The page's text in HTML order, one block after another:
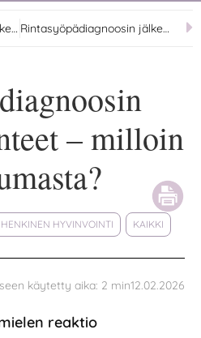
Rintasyöpädiagnoosin jälkeiset tunteet – mikä on reaktiovaihe? Rintasyöpädiagnoosin jälkeiset tunteet – mitä resilienssi oikeastaan tarkoittaa
– milloin
HENKINEN HYVINVOINTI KAIKKI
12.02.2026
käytetty aika: 2 min
reaktio